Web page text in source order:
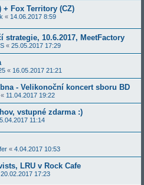
+ Fox Territory (CZ)
« 14.06.2017 8:59
strategie, 10.6.2017, MeetFactory
« 25.05.2017 17:29
« 16.05.2017 21:21
- Velikonoční koncert sboru BD
« 11.04.2017 19:22
vstupné zdarma :)
5.04.2017 11:14
« 4.04.2017 10:53
LRU v Rock Cafe
20.02.2017 17:23